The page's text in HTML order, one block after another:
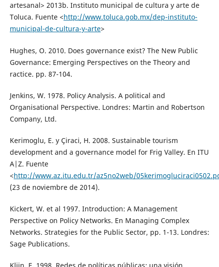
artesanal> 2013b. Instituto municipal de cultura y arte de
Toluca. Fuente <http://www.toluca.gob.mx/dep-instituto-
municipal-de-cultura-y-arte>
Hughes, O. 2010. Does governance exist? The New Public
Governance: Emerging Perspectives on the Theory and
ractice. pp. 87-104.
Jenkins, W. 1978. Policy Analysis. A political and
Organisational Perspective. Londres: Martin and Robertson
Company, Ltd.
Kerimoglu, E. y Çiraci, H. 2008. Sustainable tourism
development and a governance model for Frig Valley. En ITU
A|Z. Fuente
<http://www.az.itu.edu.tr/az5no2web/
(23 de noviembre de 2014).
Kickert, W. et al 1997. Introduction: A Management
Perspective on Policy Networks. En Managing Complex
Networks. Strategies for the Public Sector, pp. 1-13. Londres:
Sage Publications.
Klijn, E. 1998. Redes de políticas públicas: una visión